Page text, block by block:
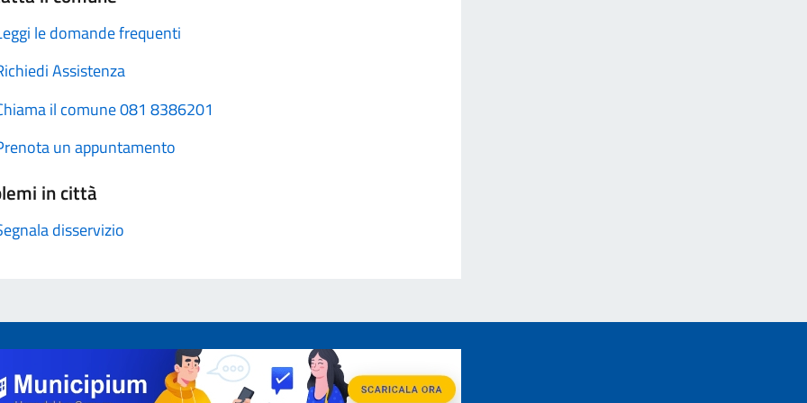
le domande frequenti
Assistenza
il comune 081 8386201
un appuntamento
in città
disservizio